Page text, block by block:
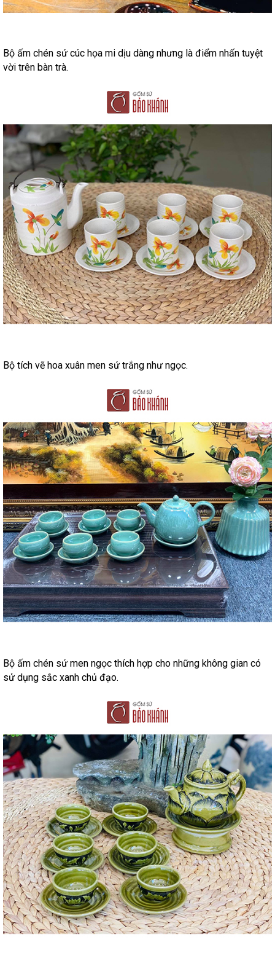
Bộ ấm chén sứ cúc họa mi dịu dàng nhưng là điểm nhấn tuyệt
vời trên bàn trà.
Bộ tích vẽ hoa xuân men sứ trắng như ngọc.
Bộ ấm chén sứ men ngọc thích hợp cho những không gian có
sử dụng sắc xanh chủ đạo.